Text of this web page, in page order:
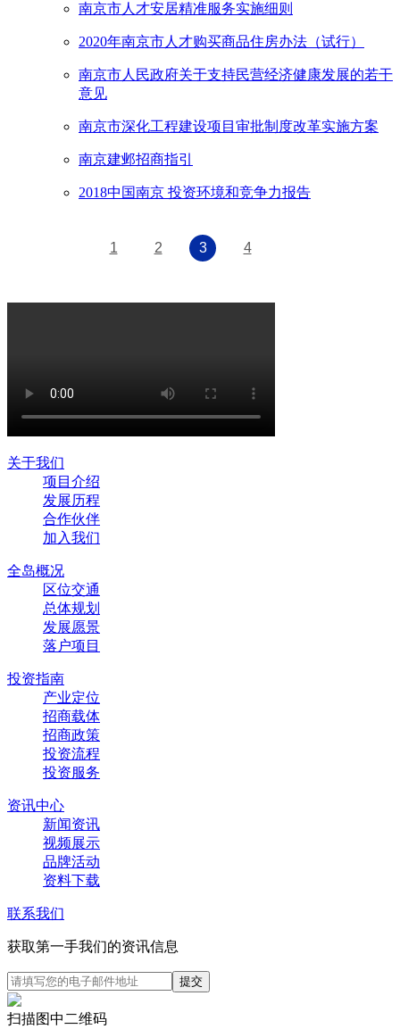
南京市人才安居精准服务实施细则
2020年南京市人才购买商品住房办法（试行）
南京市人民政府关于支持民营经济健康发展的若干
意见
南京市深化工程建设项目审批制度改革实施方案
南京建邺招商指引
2018中国南京 投资环境和竞争力报告
1 2 3 4
关于我们
项目介绍
发展历程
合作伙伴
加入我们
全岛概况
区位交通
总体规划
发展愿景
落户项目
投资指南
产业定位
招商载体
招商政策
投资流程
投资服务
资讯中心
新闻资讯
视频展示
品牌活动
资料下载
联系我们
获取第一手我们的资讯信息
扫描图中二维码